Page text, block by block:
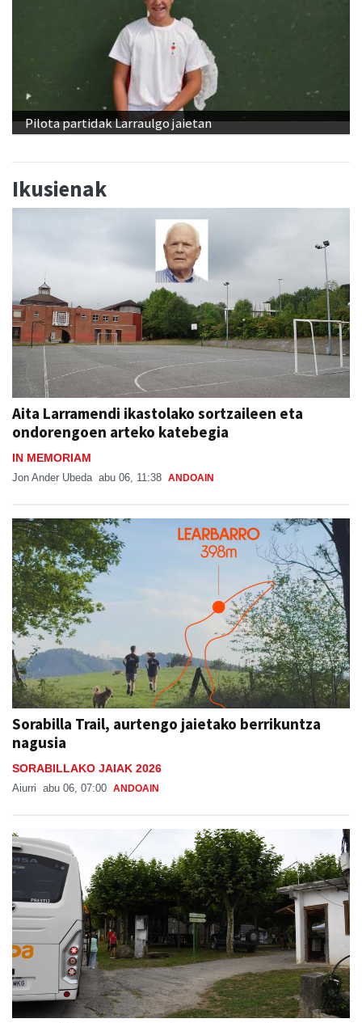
Pilota partidak Larraulgo jaietan
Ikusienak
Aita Larramendi ikastolako sortzaileen eta
ondorengoen arteko katebegia
IN MEMORIAM
Jon Ander Ubeda abu 06, 11:38 ANDOAIN
Sorabilla Trail, aurtengo jaietako berrikuntza
nagusia
SORABILLAKO JAIAK 2026
Aiurri abu 06, 07:00 ANDOAIN